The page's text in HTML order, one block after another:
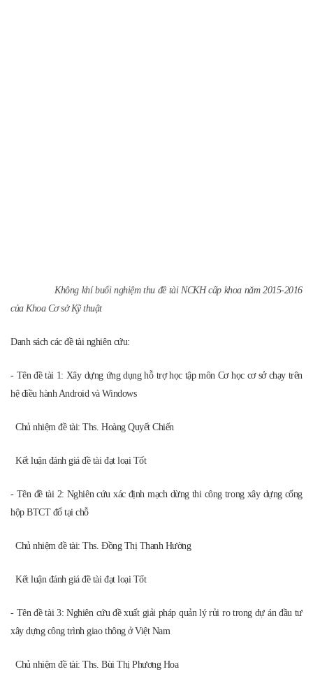
Kết luận đánh giá đề tài đạt loại Tốt
xây dựng công trình giao thông ở Việt Nam
Chủ nhiệm đề tài: Ths. Bùi Thị Phương Hoa
Nội theo hướng kiến trúc xanh
Chủ nhiệm đề tài:KTS. Nguyễn Hồng Thái
đề xuất giải pháp nâng cao tốc độ hành trình cho dòng giao thông trên tuyến
Giảng viên hướng dẫn:Ths. Bùi Tiến Tú
Kết luận đánh giá đề tài đạt loại Tốt